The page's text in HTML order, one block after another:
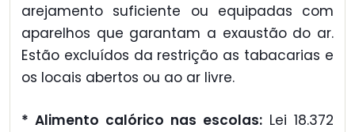
arejamento suficiente ou equipadas com
aparelhos que garantam a exaustão do ar.
Estão excluídos da restrição as tabacarias e
os locais abertos ou ao ar livre.
* Alimento calórico nas escolas: Lei 18.372